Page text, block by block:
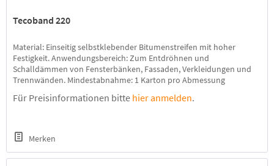
Tecoband 220
Material: Einseitig selbstklebender Bitumenstreifen mit hoher
Festigkeit. Anwendungsbereich: Zum Entdröhnen und
Schalldämmen von Fensterbänken, Fassaden, Verkleidungen und
Trennwänden. Mindestabnahme: 1 Karton pro Abmessung
%
Für Preisinformationen bitte hier anmelden.
Merken